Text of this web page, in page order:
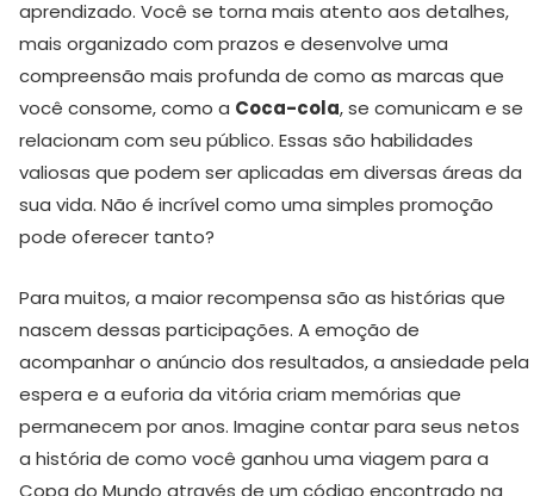
aprendizado. Você se torna mais atento aos detalhes,
mais organizado com prazos e desenvolve uma
compreensão mais profunda de como as marcas que
você consome, como a Coca-cola, se comunicam e se
relacionam com seu público. Essas são habilidades
valiosas que podem ser aplicadas em diversas áreas da
sua vida. Não é incrível como uma simples promoção
pode oferecer tanto?
Para muitos, a maior recompensa são as histórias que
nascem dessas participações. A emoção de
acompanhar o anúncio dos resultados, a ansiedade pela
espera e a euforia da vitória criam memórias que
permanecem por anos. Imagine contar para seus netos
a história de como você ganhou uma viagem para a